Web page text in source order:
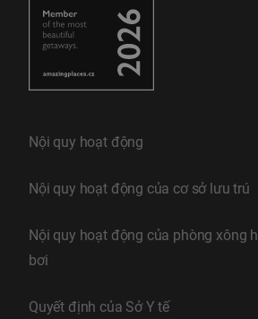
Nội quy hoạt động
Nội quy hoạt động của cơ sở lưu trú
Nội quy hoạt động của phòng xông
bơi
Quyết định của Sở Y tế